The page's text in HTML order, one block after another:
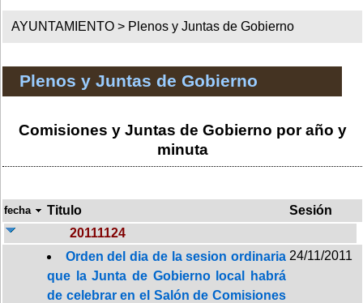
AYUNTAMIENTO > Plenos y Juntas de Gobierno
Plenos y Juntas de Gobierno
Comisiones y Juntas de Gobierno por año y
minuta
fecha Titulo
Sesión
20111124
Orden del dia de la sesion ordinaria
que la Junta de Gobierno local habrá
de celebrar en el Salón de Comisiones
24/11/2011